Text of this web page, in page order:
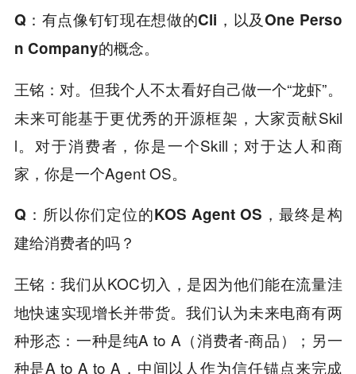
Q ：有点像钉钉现在想做的Cli，以及One Perso
n Company的概念。
王铭： 对。但我个人不太看好自己做一个“龙虾”。
未来可能基于更优秀的开源框架，大家贡献Skil
l。对于消费者，你是一个Skill；对于达人和商
家，你是一个Agent OS。
Q ：所以你们定位的KOS Agent OS，最终是构
建给消费者的吗？
王铭：我们从KOC切入，是因为他们能在流量洼
地快速实现增长并带货。我们认为未来电商有两
种形态：一种是纯A to A（消费者-商品）；另一
种是A to A to A，中间以人作为信任锚点来完成